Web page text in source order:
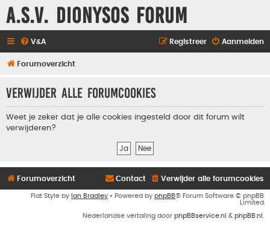
A.S.V. Dionysos Forum
V&A Aanmelden
Registreer
Forumoverzicht
Verwijder alle forumcookies
Weet je zeker dat je alle cookies ingesteld door dit forum wilt
verwijderen?
Forumoverzicht Verwijder alle forumcookies
Contact
Flat Style by Ian Bradley • Powered by phpBB® Forum Software © phpBB
Limited
Nederlandse vertaling door phpBBservice.nl & phpBB.nl